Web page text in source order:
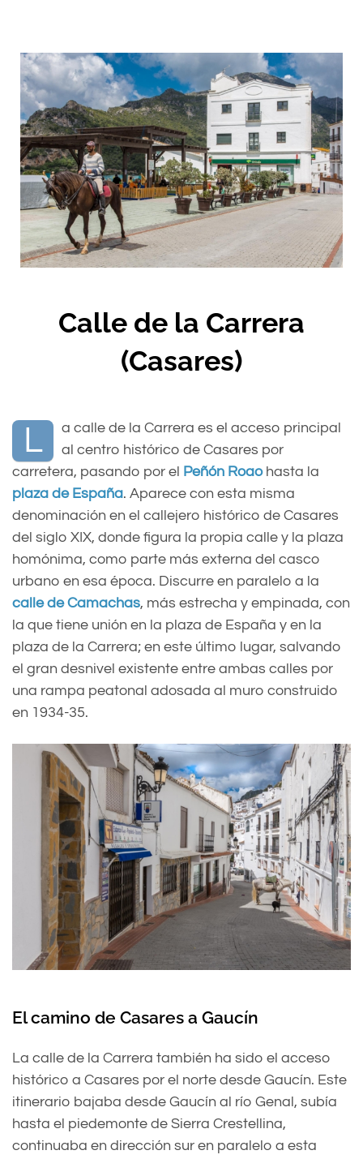
contenido
Calle de la Carrera
(Casares)
L
a calle de la Carrera es el acceso principal
al centro histórico de Casares por
carretera, pasando por el Peñón Roaohasta la
plaza de España. Aparece con esta misma
denominación en el callejero histórico de Casares
del siglo XIX, donde figura la propia calle y la plaza
homónima, como parte más externa del casco
urbano en esa época. Discurre en paralelo a la
calle de Camachas, más estrecha y empinada, con
la que tiene unión en la plaza de España y en la
plaza de la Carrera; en este último lugar, salvando
el gran desnivel existente entre ambas calles por
una rampa peatonal adosada al muro construido
en 1934-35.
El camino de Casares a Gaucín
La calle de la Carrera también ha sido el acceso
histórico a Casares por el norte desde Gaucín. Este
itinerario bajaba desde Gaucín al río Genal, subía
hasta el piedemonte de Sierra Crestellina,
continuaba en dirección sur en paralelo a esta